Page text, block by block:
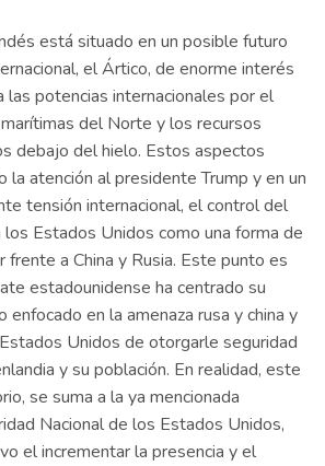
está situado en un posible futuro
el Ártico, de enorme interés
potencias internacionales por el
del Norte y los recursos
debajo del hielo. Estos aspectos
la atención al presidente Trump y en un
tensión internacional, el control del
Estados Unidos como una forma de
frente a China y Rusia. Este punto es
estadounidense ha centrado su
enfocado en la amenaza rusa y china y
Unidos de otorgarle seguridad
y su población. En realidad, este
se suma a la ya mencionada
Nacional de los Estados Unidos,
el incrementar la presencia y el